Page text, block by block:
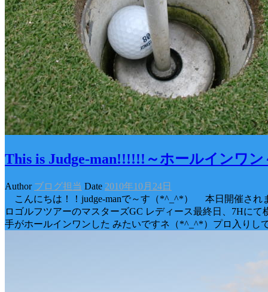
This is Judge-man!!!!!!～ホールインワン
Author ブログ担当 Date 2010年10月24日
こんにちは！！judge-manで～す（*^_^*） 本日開催され
ロゴルフツアーのマスターズGC レディース最終日、7Hにて
手がホールインワンした みたいですネ（*^_^*）プロ入りし